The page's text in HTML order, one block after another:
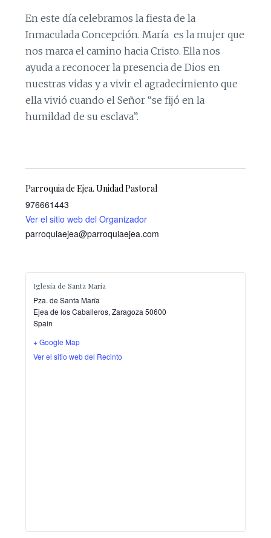
En este día celebramos la fiesta de la
Inmaculada Concepción. María es la mujer que
nos marca el camino hacia Cristo. Ella nos
ayuda a reconocer la presencia de Dios en
nuestras vidas y a vivir el agradecimiento que
ella vivió cuando el Señor “se fijó en la
humildad de su esclava”.
Parroquia de Ejea. Unidad Pastoral
976661443
Ver el sitio web del Organizador
parroquiaejea@parroquiaejea.com
Iglesia de Santa María
Pza. de Santa María
Ejea de los Caballeros, Zaragoza 50600
Spain
+ Google Map
Ver el sitio web del Recinto